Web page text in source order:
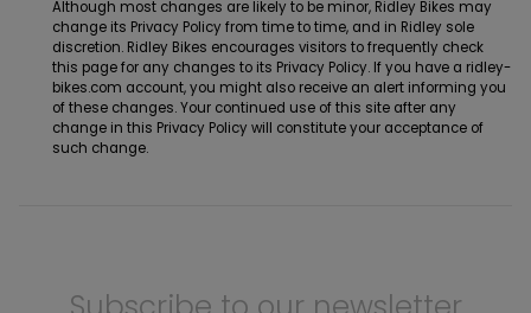
Although most changes are likely to be minor, Ridley Bikes may
change its Privacy Policy from time to time, and in Ridley sole
discretion. Ridley Bikes encourages visitors to frequently check
this page for any changes to its Privacy Policy. If you have a ridley-
bikes.com account, you might also receive an alert informing you
of these changes. Your continued use of this site after any
change in this Privacy Policy will constitute your acceptance of
such change.